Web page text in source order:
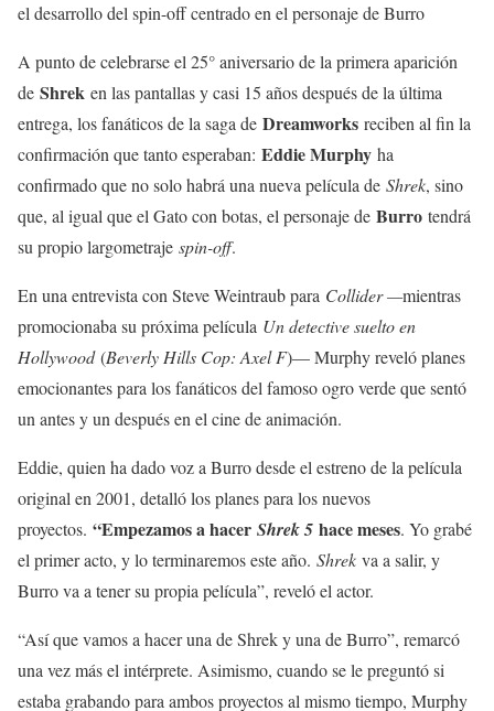
el desarrollo del spin-off centrado en el personaje de Burro
A punto de celebrarse el 25° aniversario de la primera aparición
de Shrek en las pantallas y casi 15 años después de la última
entrega, los fanáticos de la saga de Dreamworks reciben al fin la
confirmación que tanto esperaban: Eddie Murphy ha
confirmado que no solo habrá una nueva película de Shrek, sino
que, al igual que el Gato con botas, el personaje de Burro tendrá
su propio largometraje spin-off.
En una entrevista con Steve Weintraub para Collider —mientras
promocionaba su próxima película Un detective suelto en
Hollywood(Beverly Hills Cop: Axel F)— Murphy reveló planes
emocionantes para los fanáticos del famoso ogro verde que sentó
un antes y un después en el cine de animación.
Eddie, quien ha dado voz a Burro desde el estreno de la película
original en 2001, detalló los planes para los nuevos
proyectos. “Empezamos a hacer Shrek 5 hace meses. Yo grabé
el primer acto, y lo terminaremos este año. Shrek va a salir, y
Burro va a tener su propia película”, reveló el actor.
“Así que vamos a hacer una de Shrek y una de Burro”, remarcó
una vez más el intérprete. Asimismo, cuando se le preguntó si
estaba grabando para ambos proyectos al mismo tiempo, Murphy